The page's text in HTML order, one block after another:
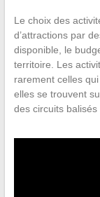
Le choix des
d’attractions par
disponible, le
territoire. Les
rarement celles
elles se trouvent
des circuits